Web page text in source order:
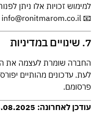
למימוש זכויות אלו ניתן
📧 info@ronitmarom.co.il
7. שינויים במדיניות
החברה שומרת לעצמה את
לעת. עדכונים מהותיים
פרסומם.
עודכן לאחרונה: 26.08.2025